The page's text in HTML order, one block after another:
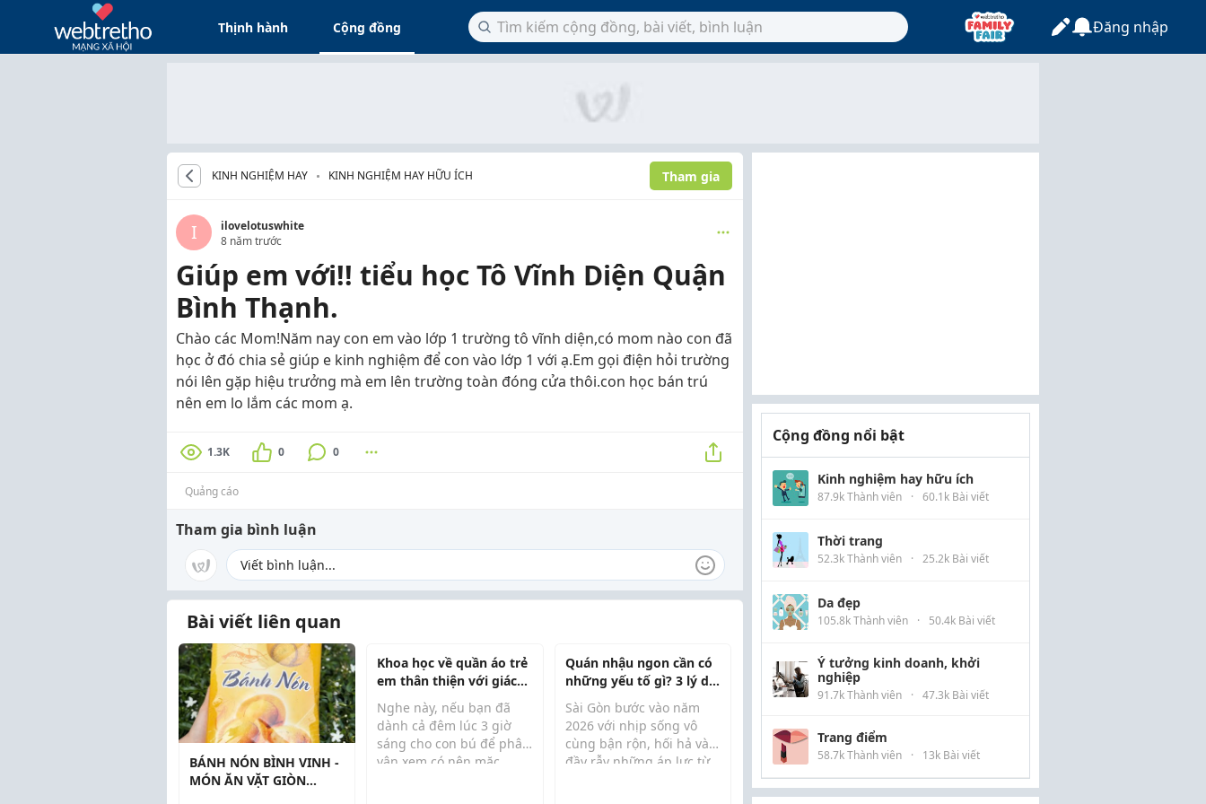
Thịnh hành Cộng đồng Đăng nhập
KINH NGHIỆM HAY KINH NGHIỆM HAY HỮU ÍCH Tham gia
I
ilovelotuswhite
8 năm trước
Giúp em với!! tiểu học Tô Vĩnh Diện Quận
Bình Thạnh.
Chào các Mom!Năm nay con em vào lớp 1 trường tô vĩnh diện,có mom nào con đã
học ở đó chia sẻ giúp e kinh nghiệm để con vào lớp 1 với ạ.Em gọi điện hỏi trường
nói lên gặp hiệu trưởng mà em lên trường toàn đóng cửa thôi.con học bán trú
nên em lo lắm các mom ạ.
1.3K 0 0
Quảng cáo
Tham gia bình luận
Bài viết liên quan
BÁNH NÓN BÌNH VINH -
MÓN ĂN VẶT GIÒN
Khoa học về quần áo trẻ
em thân thiện với giác
quan: Chấm dứt chu kỳ
gãi ngứa
Nghe này, nếu bạn đã
dành cả đêm lúc 3 giờ
sáng cho con bú để phân
vân xem có nên mặc
Quán nhậu ngon cần có
những yếu tố gì? 3 lý do
chọn GU Bình Dân
Sài Gòn bước vào năm
2026 với nhịp sống vô
cùng bận rộn, hối hả và
đầy rẫy những áp lực từ
Cộng đồng nổi bật
Kinh nghiệm hay hữu ích
87.9k Thành viên · 60.1k Bài viết
Thời trang
52.3k Thành viên · 25.2k Bài viết
Da đẹp
105.8k Thành viên · 50.4k Bài viết
Ý tưởng kinh doanh, khởi
nghiệp
91.7k Thành viên · 47.3k Bài viết
Trang điểm
58.7k Thành viên · 13k Bài viết